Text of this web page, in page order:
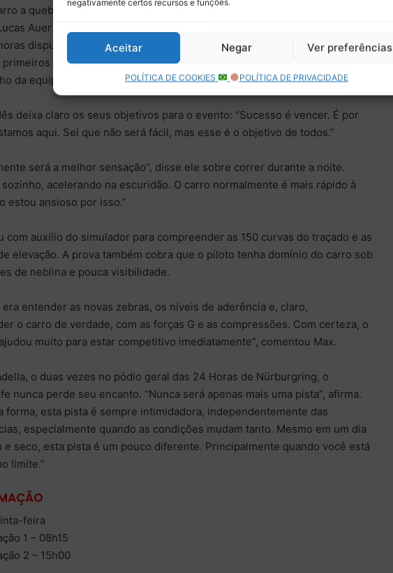
negativamente certos recursos e funções.
Aceitar Negar Ver preferências
POLÍTICA DE COOKIES POLÍTICA DE PRIVACIDADE
a quebrar a barreira dos nove minutos durante a classificação,
Auer colocou o equipamento entre os cinco mais rápidos. Na corrida
disputada na sequência, Verstappen chegou a liderar o pelotão
90 minutos, até um problema no splitter comprometer o
da equipe.
deixa claro os seus objetivos para o evento: “Sucesso é vencer. É por
aqui. Sei que não será fácil, mas esse é o objetivo de todos.”
será a melhor sensação”, disse ele sobre correr durante a noite.
sozinho, acelerando na escuridão. O carro normalmente é mais rápido à
estou ansioso por isso.”
com auxílio do simulador para compreender as 150 curvas do traçado e as
elevação. A prova também cobra que o piloto tenha domínio do carro sob
de neblina e pouca visibilidade.
era entender as novas zebras, os níveis de aderência e, claro,
o carro de verdade, com as forças G e as compressões. Com certeza, o
muito para estar competitivo imediatamente”, comentou Max.
o duas vezes no pódio geral das 24 Horas de Nürburgring, o
nunca perde seu encanto. “Nunca será apenas mais uma pista”, afirma.
forma, esta pista é sempre intimidadora, independentemente das
especialmente quando as condições mudam tanto. Mesmo em um dia
e seco, esta pista é um pouco diferente. Principalmente quando você está
limite.”
feira
1 – 08h15
2 – 15h00